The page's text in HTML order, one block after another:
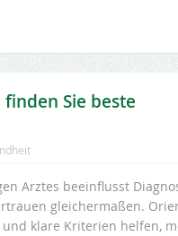
Sie beste
Arztes beeinflusst
gleichermaßen.
klare Kriterien helfen,